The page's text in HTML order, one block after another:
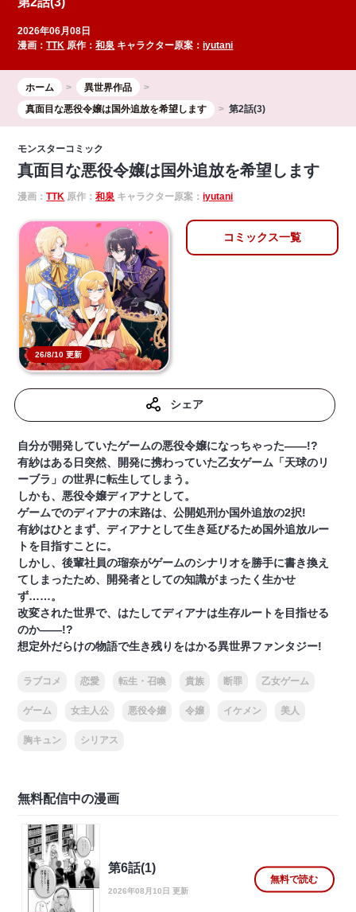
2026年06月08日
漫画：TTK 原作：和泉 キャラクター原案：iyutani
ホーム
異世界作品
真面目な悪役令嬢は国外追放を希望します
第2話(3)
モンスターコミック
真面目な悪役令嬢は国外追放を希望します
漫画：TTK 原作：和泉 キャラクター原案：iyutani
26/8/10 更新
コミックス一覧
シェア
自分が開発していたゲームの悪役令嬢になっちゃった――!?
有紗はある日突然、開発に携わっていた乙女ゲーム「天球のリ
ーブラ」の世界に転生してしまう。
しかも、悪役令嬢ディアナとして。
ゲームでのディアナの末路は、公開処刑か国外追放の2択!
有紗はひとまず、ディアナとして生き延びるため国外追放ルー
トを目指すことに。
しかし、後輩社員の瑠奈がゲームのシナリオを勝手に書き換え
てしまったため、開発者としての知識がまったく生かせ
ず……。
改変された世界で、はたしてディアナは生存ルートを目指せる
のか――!?
想定外だらけの物語で生き残りをはかる異世界ファンタジー!
ラブコメ 恋愛 転生・召喚 貴族 断罪 乙女ゲーム
ゲーム 女主人公 悪役令嬢 令嬢 イケメン 美人
胸キュン シリアス
無料配信中の漫画
第6話(1)
2026年08月10日 更新
無料で読む